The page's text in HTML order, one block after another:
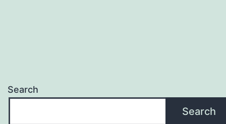
Search
Search